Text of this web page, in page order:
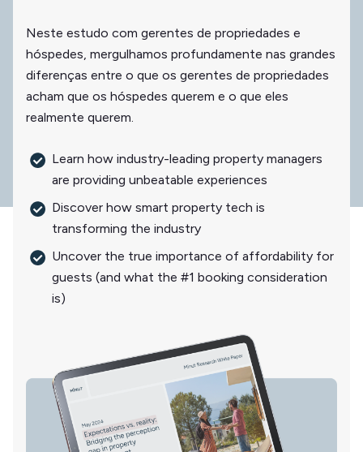
Neste estudo com gerentes de propriedades e
hóspedes, mergulhamos profundamente nas grandes
diferenças entre o que os gerentes de propriedades
acham que os hóspedes querem e o que eles
realmente querem.
Learn how industry-leading property managers
are providing unbeatable experiences
Discover how smart property tech is
transforming the industry
Uncover the true importance of affordability for
guests (and what the #1 booking consideration
is)